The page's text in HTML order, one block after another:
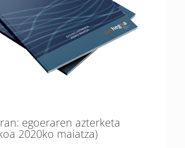
egoeraren azterketa
2020ko maiatza)